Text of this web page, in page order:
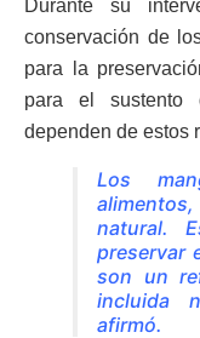
Durante su
conservación de
para la
para el sustento
dependen de estos
Los
natural.
preservar
son un
incluida
afirmó.